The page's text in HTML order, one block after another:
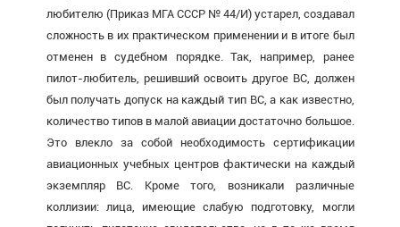
любителю (Приказ МГА СССР № 44/И) устарел, создавал
сложность в их практическом применении и в итоге был
отменен в судебном порядке. Так, например, ранее
пилот-любитель, решивший освоить другое ВС, должен
был получать допуск на каждый тип ВС, а как известно,
количество типов в малой авиации достаточно большое.
Это влекло за собой необходимость сертификации
авиационных учебных центров фактически на каждый
экземпляр ВС. Кроме того, возникали различные
коллизии: лица, имеющие слабую подготовку, могли